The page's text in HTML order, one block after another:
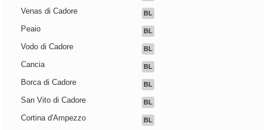
Venas di Cadore BL
Peaio BL
Vodo di Cadore BL
Cancia BL
Borca di Cadore BL
San Vito di Cadore BL
Cortina d'Ampezzo BL